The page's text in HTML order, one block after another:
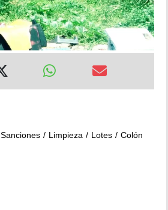
Sanciones Limpieza Lotes
Colón